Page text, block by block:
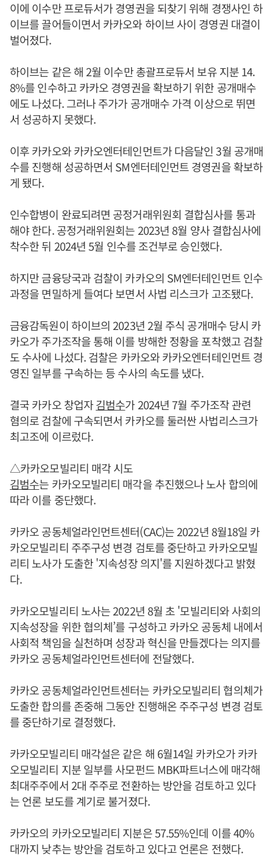
이에 이수만 프로듀서가 경영권을 되찾기 위해 경쟁사인 하
이브를 끌어들이면서 카카오와 하이브 사이 경영권 대결이
벌어졌다.
하이브는 같은 해 2월 이수만 총괄프로듀서 보유 지분 14.
8%를 인수하고 카카오 경영권을 확보하기 위한 공개매수
에도 나섰다. 그러나 주가가 공개매수 가격 이상으로 뛰면
서 성공하지 못했다.
이후 카카오와 카카오엔터테인먼트가 다음달인 3월 공개매
수를 진행해 성공하면서 SM엔터테인먼트 경영권을 확보하
게 됐다.
인수합병이 완료되려면 공정거래위원회 결합심사를 통과
해야 한다. 공정거래위원회는 2023년 8월 양사 결합심사에
착수한 뒤 2024년 5월 인수를 조건부로 승인했다.
하지만 금융당국과 검찰이 카카오의 SM엔터테인먼트 인수
과정을 면밀하게 들여다 보면서 사법 리스크가 고조됐다.
금융감독원이 하이브의 2023년 2월 주식 공개매수 당시 카
카오가 주가조작을 통해 이를 방해한 정황을 포착했고 검찰
도 수사에 나섰다. 검찰은 카카오와 카카오엔터테인먼트 경
영진 일부를 구속하는 등 수사의 속도를 냈다.
결국 카카오 창업자김범수가 2024년 7월 주가조작 관련
혐의로 검찰에 구속되면서 카카오를 둘러싼 사법리스크가
최고조에 이르렀다.
△카카오모빌리티 매각 시도
김범수는 카카오모빌리티 매각을 추진했으나 노사 합의에
따라 이를 중단했다.
카카오 공동체얼라인먼트센터(CAC)는 2022년 8월18일 카
카오모빌리티 주주구성 변경 검토를 중단하고 카카오모빌
리티 노사가 도출한 '지속성장 의지'를 지원하겠다고 밝혔
다.
카카오모빌리티 노사는 2022년 8월 초 '모빌리티와 사회의
지속성장을 위한 협의체’를 구성하고 카카오 공동체 내에서
사회적 책임을 실천하며 성장과 혁신을 만들겠다는 의지를
카카오 공동체얼라인먼트센터에 전달했다.
카카오 공동체얼라인먼트센터는 카카오모빌리티 협의체가
도출한 합의를 존중해 그동안 진행해온 주주구성 변경 검토
를 중단하기로 결정했다.
카카오모빌리티 매각설은 같은 해 6월14일 카카오가 카카
오모빌리티 지분 일부를 사모펀드 MBK파트너스에 매각해
최대주주에서 2대 주주로 전환하는 방안을 검토하고 있다
는 언론 보도를 계기로 불거졌다.
카카오의 카카오모빌리티 지분은 57.55%인데 이를 40%
대까지 낮추는 방안을 검토하고 있다고 언론은 전했다.